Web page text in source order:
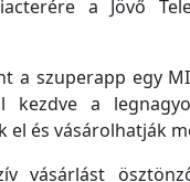
a Jövő
a szuperapp egy
kezdve a
el és vásárolhatják
vásárlást